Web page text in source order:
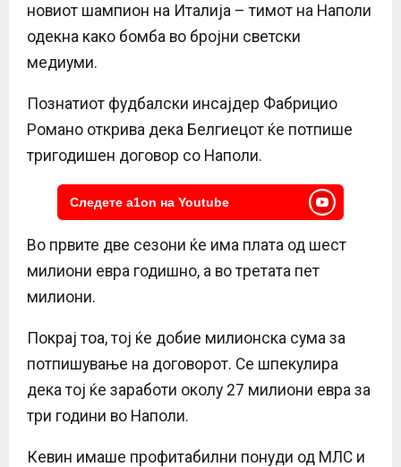
новиот шампион на Италија – тимот на Наполи
одекна како бомба во бројни светски
медиуми.
Познатиот фудбалски инсајдер Фабрицио
Романо открива дека Белгиецот ќе потпише
тригодишен договор со Наполи.
Следете a1on на Youtube
Во првите две сезони ќе има плата од шест
милиони евра годишно, а во третата пет
милиони.
Покрај тоа, тој ќе добие милионска сума за
потпишување на договорот. Се шпекулира
дека тој ќе заработи околу 27 милиони евра за
три години во Наполи.
Кевин имаше профитабилни понуди од МЛС и